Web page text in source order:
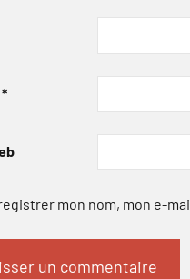
*
mon nom, mon e-